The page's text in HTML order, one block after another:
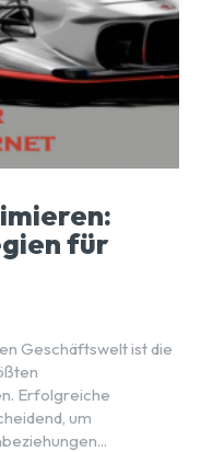
für
Geschäftswelt ist die
Erfolgreiche
um